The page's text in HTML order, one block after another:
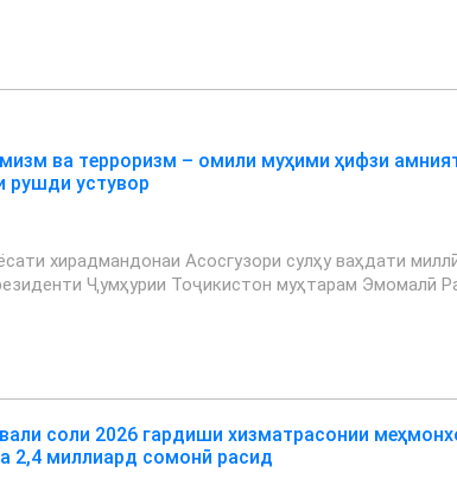
ва терроризм – омили муҳими ҳифзи
рушди устувор
хирадмандонаи Асосгузори сулҳу ваҳдати
Ҷумҳурии Тоҷикистон муҳтарам Эмомалӣ
соли 2026 гардиши хизматрасонии
2,4 миллиард сомонӣ расид